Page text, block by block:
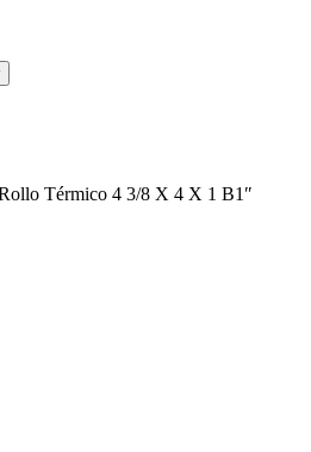
Térmico 4 3/8 X 4 X 1 B1″